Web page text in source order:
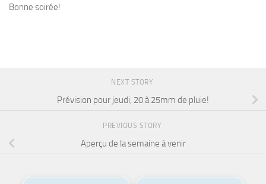
Bonne soirée!
NEXT STORY
Prévision pour jeudi, 20 à 25mm de pluie!
PREVIOUS STORY
Aperçu de la semaine à venir